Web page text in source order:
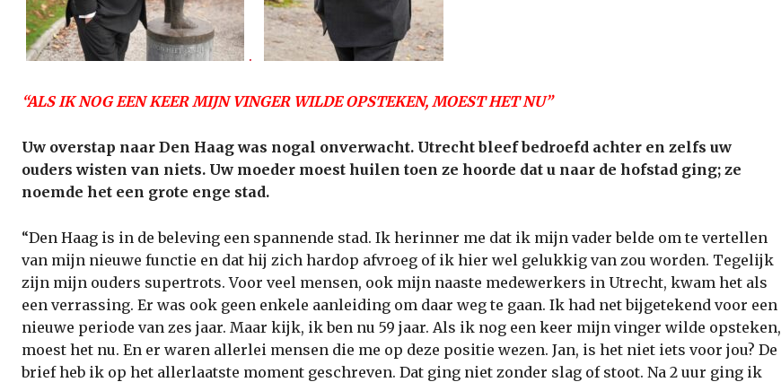
.
“ALS IK NOG EEN KEER MIJN VINGER WILDE OPSTEKEN, MOEST HET NU”
Uw overstap naar Den Haag was nogal onverwacht. Utrecht bleef bedroefd achter en zelfs uw
ouders wisten van niets. Uw moeder moest huilen toen ze hoorde dat u naar de hofstad ging; ze
noemde het een grote enge stad.
“Den Haag is in de beleving een spannende stad. Ik herinner me dat ik mijn vader belde om te vertellen
van mijn nieuwe functie en dat hij zich hardop afvroeg of ik hier wel gelukkig van zou worden. Tegelijk
zijn mijn ouders supertrots. Voor veel mensen, ook mijn naaste medewerkers in Utrecht, kwam het als
een verrassing. Er was ook geen enkele aanleiding om daar weg te gaan. Ik had net bijgetekend voor een
nieuwe periode van zes jaar. Maar kijk, ik ben nu 59 jaar. Als ik nog een keer mijn vinger wilde opsteken,
moest het nu. En er waren allerlei mensen die me op deze positie wezen. Jan, is het niet iets voor jou? De
brief heb ik op het allerlaatste moment geschreven. Dat ging niet zonder slag of stoot. Na 2 uur ging ik